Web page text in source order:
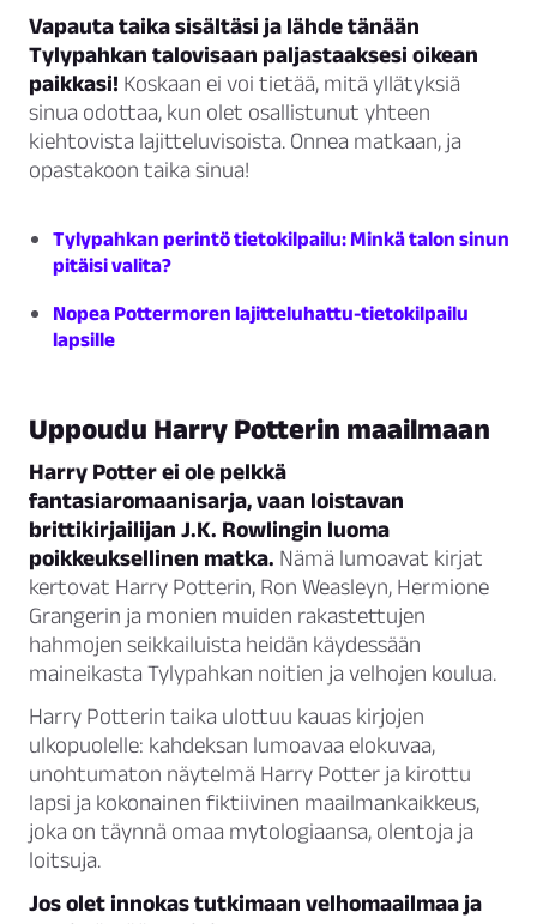
Vapauta taika sisältäsi ja lähde tänään
Tylypahkan talovisaan paljastaaksesi oikean
paikkasi! Koskaan ei voi tietää, mitä yllätyksiä
sinua odottaa, kun olet osallistunut yhteen
kiehtovista lajitteluvisoista. Onnea matkaan, ja
opastakoon taika sinua!
Tylypahkan perintö tietokilpailu: Minkä talon sinun
pitäisi valita?
Nopea Pottermoren lajitteluhattu-tietokilpailu
lapsille
Uppoudu Harry Potterin maailmaan
Harry Potter ei ole pelkkä
fantasiaromaanisarja, vaan loistavan
brittikirjailijan J.K. Rowlingin luoma
poikkeuksellinen matka. Nämä lumoavat kirjat
kertovat Harry Potterin, Ron Weasleyn, Hermione
Grangerin ja monien muiden rakastettujen
hahmojen seikkailuista heidän käydessään
maineikasta Tylypahkan noitien ja velhojen koulua.
Harry Potterin taika ulottuu kauas kirjojen
ulkopuolelle: kahdeksan lumoavaa elokuvaa,
unohtumaton näytelmä Harry Potter ja kirottu
lapsi ja kokonainen fiktiivinen maailmankaikkeus,
joka on täynnä omaa mytologiaansa, olentoja ja
loitsuja.
Jos olet innokas tutkimaan velhomaailmaa ja